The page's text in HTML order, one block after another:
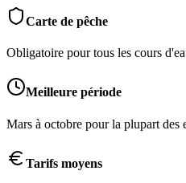
Carte de pêche
Obligatoire pour tous les cours
Meilleure période
Mars à octobre pour la plupart des
Tarifs moyens